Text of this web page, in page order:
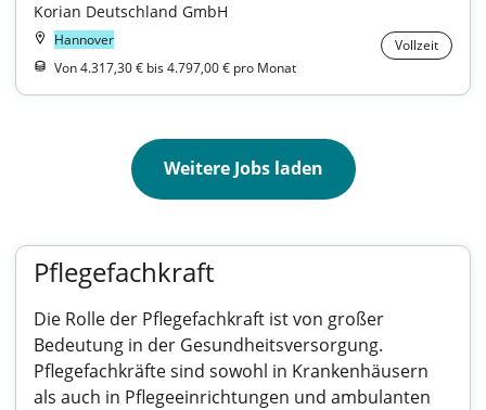
Korian Deutschland GmbH
Hannover
Vollzeit
Von 4.317,30 € bis 4.797,00 € pro Monat
Weitere Jobs laden
Pflegefachkraft
Die Rolle der Pflegefachkraft ist von großer
Bedeutung in der Gesundheitsversorgung.
Pflegefachkräfte sind sowohl in Krankenhäusern
als auch in Pflegeeinrichtungen und ambulanten